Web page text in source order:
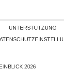
Skip to
UNTERSTÜTZUNG
2026